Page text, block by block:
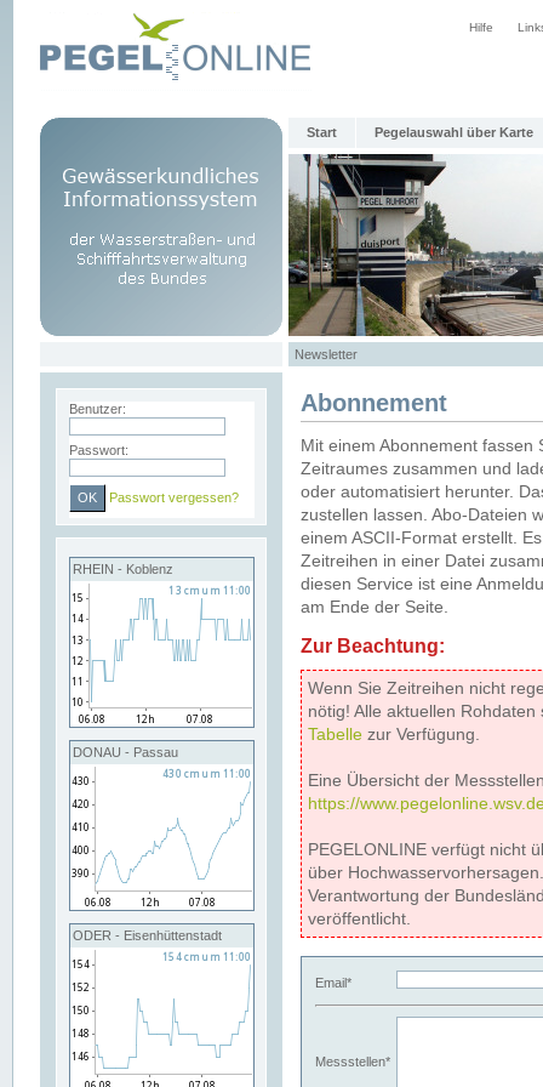
Hilfe
Start Pegelauswahl über Karte
Newsletter
Benutzer:
Passwort:
Passwort vergessen?
RHEIN - Koblenz
DONAU - Passau
ODER - Eisenhüttenstadt
Abonnement
Mit einem Abonnement
Zeitraumes zusammen und
oder automatisiert herunter.
zustellen lassen. Abo-Dateien
einem ASCII-Format erstellt.
Zeitreihen in einer Datei
diesen Service ist eine
am Ende der Seite.
Zur Beachtung:
Wenn Sie Zeitreihen nicht
nötig! Alle aktuellen
Tabelle zur Verfügung.
Eine Übersicht der
https://
PEGELONLINE verfügt nicht
über
Verantwortung der
veröffentlicht.
Email*
Messstellen*